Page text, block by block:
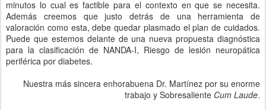
minutos lo cual es factible para el contexto en que se necesita.
Además creemos que justo detrás de una herramienta de
valoración como esta, debe quedar plasmado el plan de cuidados.
Puede que estemos delante de una nueva propuesta diagnóstica
para la clasificación de NANDA-I, Riesgo de lesión neuropática
periférica por diabetes.
Nuestra más sincera enhorabuena Dr. Martínez por su enorme
trabajo y Sobresaliente Cum Laude.